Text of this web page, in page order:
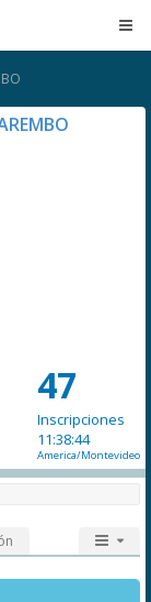
47
Inscripciones
11:38:44
America/Montevideo